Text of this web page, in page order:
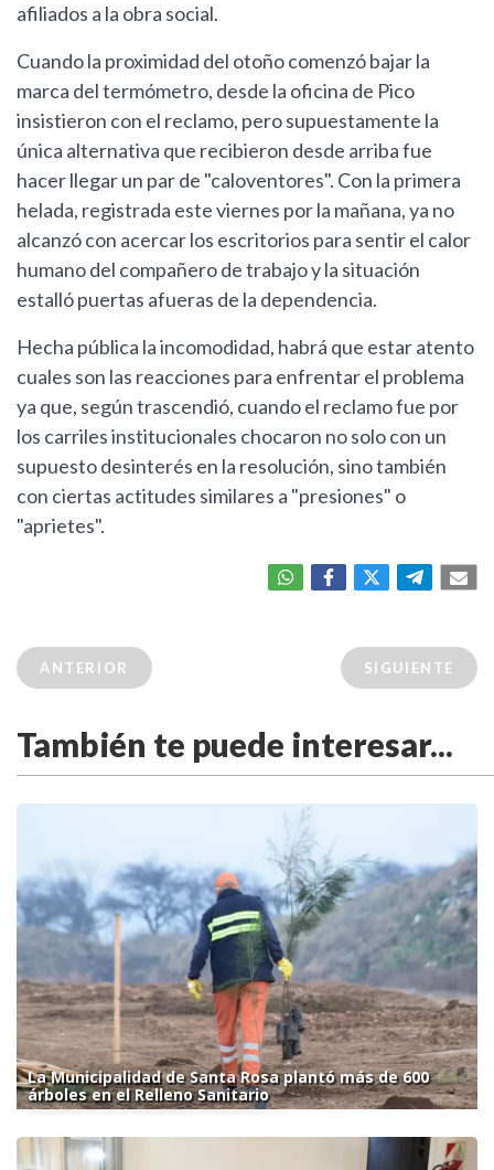
afiliados a la obra social.
Cuando la proximidad del otoño comenzó bajar la
marca del termómetro, desde la oficina de Pico
insistieron con el reclamo, pero supuestamente la
única alternativa que recibieron desde arriba fue
hacer llegar un par de "caloventores". Con la primera
helada, registrada este viernes por la mañana, ya no
alcanzó con acercar los escritorios para sentir el calor
humano del compañero de trabajo y la situación
estalló puertas afueras de la dependencia.
Hecha pública la incomodidad, habrá que estar atento
cuales son las reacciones para enfrentar el problema
ya que, según trascendió, cuando el reclamo fue por
los carriles institucionales chocaron no solo con un
supuesto desinterés en la resolución, sino también
con ciertas actitudes similares a "presiones" o
"aprietes".
ANTERIOR SIGUIENTE
También te puede interesar...
La Municipalidad de Santa Rosa plantó más de 600
árboles en el Relleno Sanitario